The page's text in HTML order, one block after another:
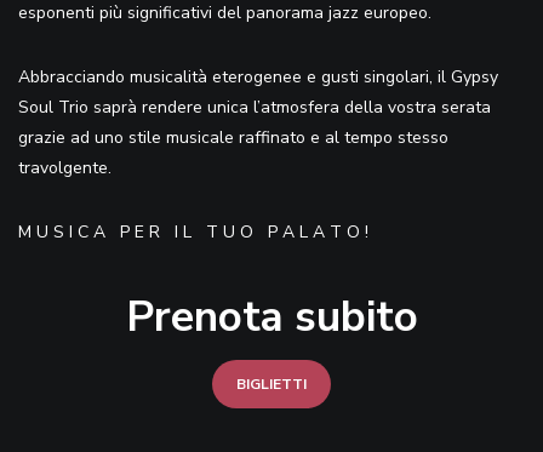
esponenti più significativi del panorama jazz europeo.
Abbracciando musicalità eterogenee e gusti singolari, il Gypsy
Soul Trio saprà rendere unica l’atmosfera della vostra serata
grazie ad uno stile musicale raffinato e al tempo stesso
travolgente.
M U S I C A P E R I L T U O P A L A T O !
Prenota subito
BIGLIETTI